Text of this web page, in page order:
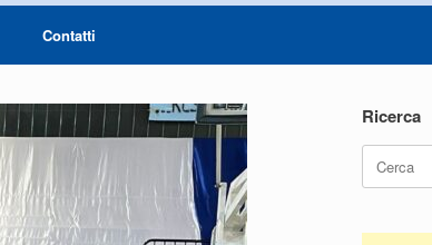
Contatti
Ricerca
Ricerca
per: